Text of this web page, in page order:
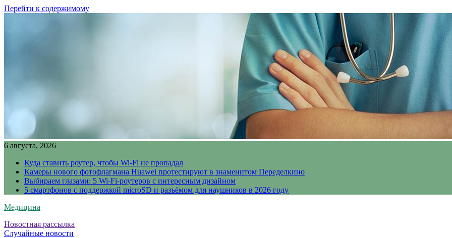
Перейти к содержимому
6 августа, 2026
Куда ставить роутер, чтобы Wi-Fi не пропадал
Камеры нового фотофлагмана Huawei протестируют в знаменитом Переделкино
Выбираем глазами: 5 Wi-Fi-роутеров с интересным дизайном
5 смартфонов с поддержкой microSD и разъёмом для наушников в 2026 году
Медицина
Новостная рассылка
Случайные новости